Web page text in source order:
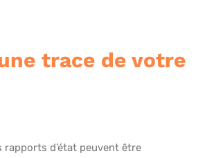
trace de votre
rapports d’état peuvent être